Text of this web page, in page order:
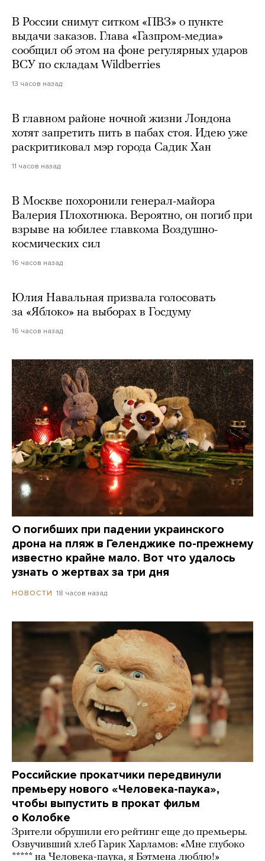
В России снимут ситком «ПВЗ» о пункте
выдачи заказов. Глава «Газпром-медиа»
сообщил об этом на фоне регулярных ударов
ВСУ по складам Wildberries
13 часов назад
В главном районе ночной жизни Лондона
хотят запретить пить в пабах стоя. Идею уже
раскритиковал мэр города Садик Хан
11 часов назад
В Москве похоронили генерал-майора
Валерия Плохотнюка. Вероятно, он погиб при
взрыве на юбилее главкома Воздушно-
космических сил
16 часов назад
Юлия Навальная призвала голосовать
за «Яблоко» на выборах в Госдуму
16 часов назад
О погибших при падении украинского
дрона на пляж в Геленджике по-прежнему
известно крайне мало. Вот что удалось
узнать о жертвах за три дня
НОВОСТИ 18 часов назад
Российские прокатчики передвинули
премьеру нового «Человека-паука»,
чтобы выпустить в прокат фильм
о Колобке
Зрители обрушили его рейтинг еще до премьеры.
Озвучивший хлеб Гарик Харламов: «Мне глубоко
***** на Человека-паука, я Бэтмена люблю!»